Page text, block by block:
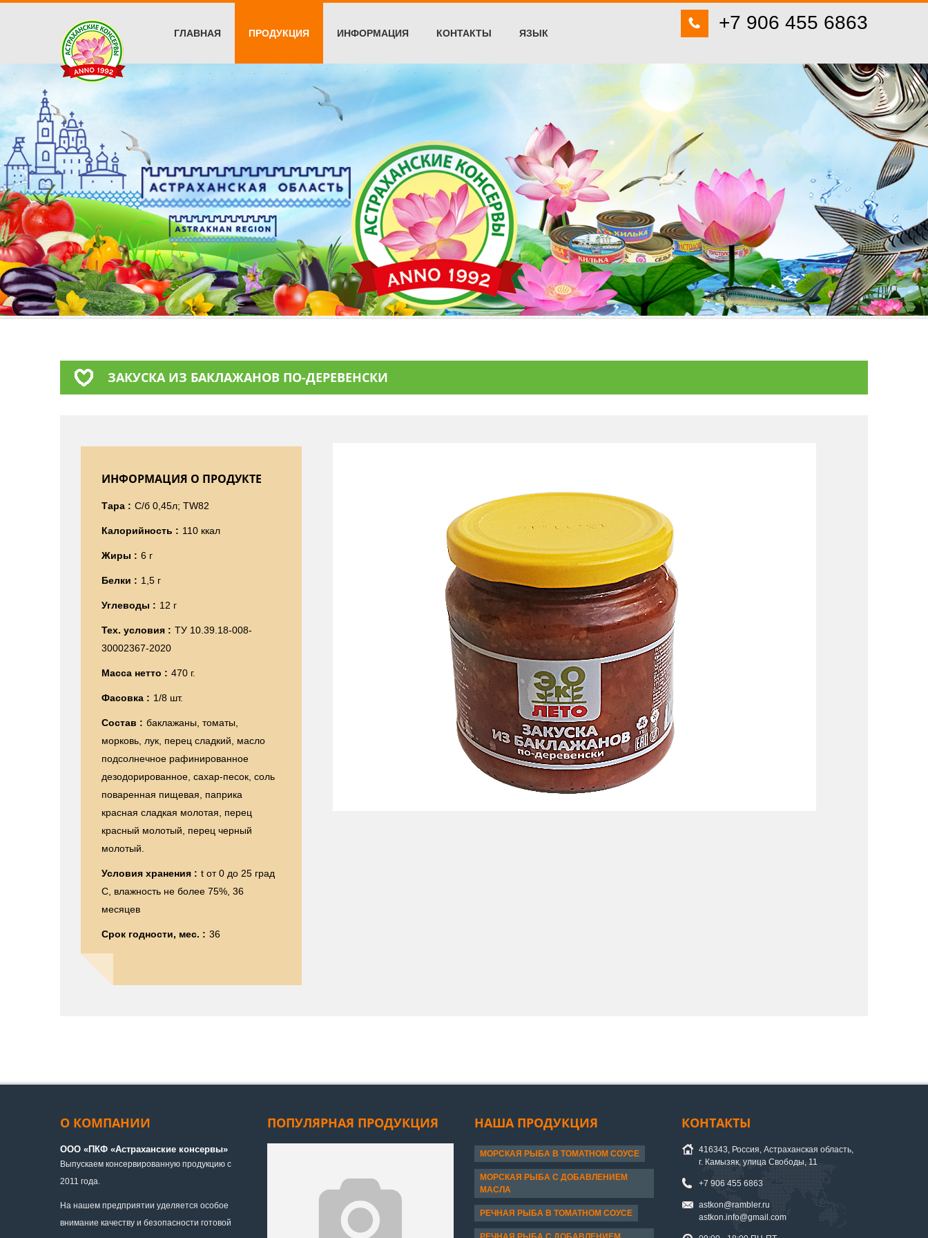
ГЛАВНАЯ ПРОДУКЦИЯ ИНФОРМАЦИЯ КОНТАКТЫ ЯЗЫК +7 906 455 6863
ЗАКУСКА ИЗ БАКЛАЖАНОВ ПО-ДЕРЕВЕНСКИ
ИНФОРМАЦИЯ О ПРОДУКТЕ
Тара : С/б 0,45л; TW82
Калорийность : 110 ккал
Жиры : 6 г
Белки : 1,5 г
Углеводы : 12 г
Тех. условия : ТУ 10.39.18-008-
30002367-2020
Масса нетто : 470 г.
Фасовка : 1/8 шт.
Состав : баклажаны, томаты,
морковь, лук, перец сладкий, масло
подсолнечное рафинированное
дезодорированное, сахар-песок, соль
поваренная пищевая, паприка
красная сладкая молотая, перец
красный молотый, перец черный
молотый.
Условия хранения : t от 0 до 25 град
С, влажность не более 75%, 36
месяцев
Срок годности, мес. : 36
О КОМПАНИИ
ООО «ПКФ «Астраханские консервы»
Выпускаем консервированную продукцию с
2011 года.
На нашем предприятии уделяется особое
внимание качеству и безопасности готовой
ПОПУЛЯРНАЯ ПРОДУКЦИЯ НАША ПРОДУКЦИЯ
МОРСКАЯ РЫБА В ТОМАТНОМ СОУСЕ
МОРСКАЯ РЫБА С ДОБАВЛЕНИЕМ
МАСЛА
РЕЧНАЯ РЫБА В ТОМАТНОМ СОУСЕ
КОНТАКТЫ
416343, Россия, Астраханская область,
г. Камызяк, улица Свободы, 11
+7 906 455 6863
astkon@rambler.ru
astkon.info@gmail.com